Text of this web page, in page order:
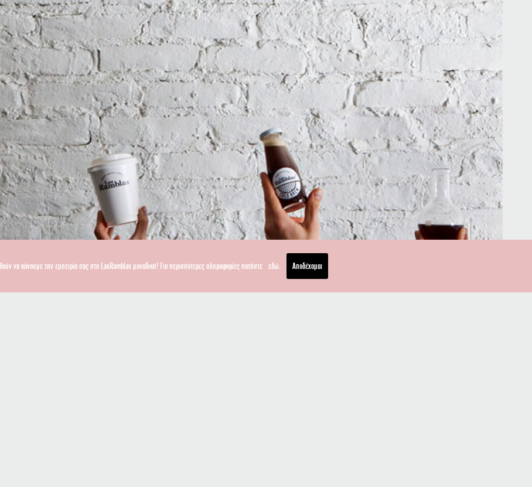
να κάνουμε την εμπειρία σας στο LasRamblas μοναδική! Για περισσότερες πληροφορίες πατήστε εδώ. Αποδέχομαι